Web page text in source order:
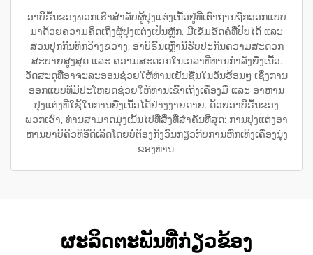
ອາບີຣົ້ນຂອງພວກເຮົາສຳລັບຜູ້ປຸງແຕ່ງເນື້ອຢູ່ທີ່ເຕົາຖ່ານຖືກອອກແບບ
ມາດ້ວຍຄວາມຄິດເຖິງຜູ້ປຸງແຕ່ງເປັນຫຼັກ. ມີເຂັມຮັດຄໍທີ່ປັບໄດ້ ແລະ
ສ່ວນປຸກກິ້ນທີ່ກວ້າງຂວາງ, ອາບີຣົ້ນເຫຼົ່ານີ້ຮັບປະກັນຄວາມສະດວກ
ສະບາຍສູງສຸດ ແລະ ຄວາມສະດວກໃນເວລາທີ່ທ່ານກຳລັງຍື່ງເນື້ອ.
ວັດສະດຸທີ່ອາຈະລະອອນຊ່ວຍໃຫ້ທ່ານເຢັນຊື່ນໃນວັນຮ້ອນໆ ເຊິ່ງການ
ອອກແບບທີ່ມີປະໂຫຍດຊ່ວຍໃຫ້ທ່ານເຂົ້າເຖິງເຄື່ອງມື ແລະ ອາຫານ
ປຸງແຕ່ງທີ່ໃຊ້ໃນການຍື່ງເນື້ອໄດ້ຢ່າງງ່າຍດາຍ. ດ້ວຍອາບີຣົ້ນຂອງ
ພວກເຮົາ, ທ່ານສາມາດມຸ່ງເນັ້ນໄປທີ່ສິ່ງທີ່ສຳຄັນທີ່ສຸດ: ການປຸງແຕ່ງອາ
ຫານບາບີຄິວທີ່ອີ່ດີເລີດໂດຍບໍ່ຕ້ອງກັງວົນກ່ຽວກັບການຫົກເທີງເຄື່ອງນຸ່ງ
ຂອງທ່ານ.
ຜະລິດຕະພັນທີ່ກ່ຽວຂ້ອງ